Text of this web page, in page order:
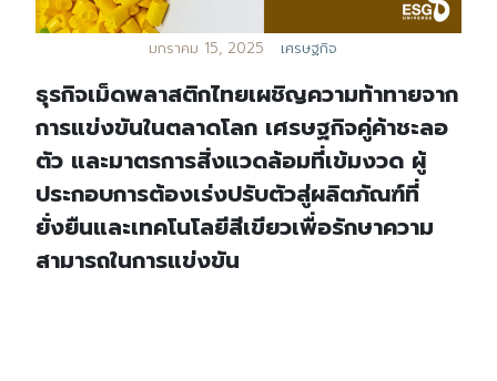
มกราคม 15, 2025 เศรษฐกิจ
ธุรกิจเม็ดพลาสติกไทยเผชิญความท้าทายจาก
การแข่งขันในตลาดโลก เศรษฐกิจคู่ค้าชะลอ
ตัว และมาตรการสิ่งแวดล้อมที่เข้มงวด ผู้
ประกอบการต้องเร่งปรับตัวสู่ผลิตภัณฑ์ที่
ยั่งยืนและเทคโนโลยีสีเขียวเพื่อรักษาความ
สามารถในการแข่งขัน